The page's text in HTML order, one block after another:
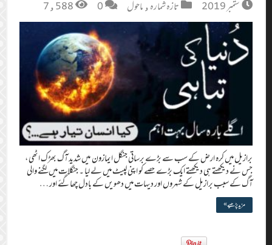
ستمبر 2019 تازہ شمارہ,ماحول 0
7,588
برازیل میں کرہ ارض کے سب سے بڑے برساتی جنگل ایمازون میں شدید آگ بھڑک اٹھی ،
جس نے دیکھتے ہی دیکھتے ایک بڑے حصے کو اپنی لپیٹ میں لے لیا ۔ جنگلات میں لگنے والی
آگ کے سبب برازیل کے شہروں اور دیہات میں دھویں کے بادل چھاگئے اور …
مزید پڑھیے »